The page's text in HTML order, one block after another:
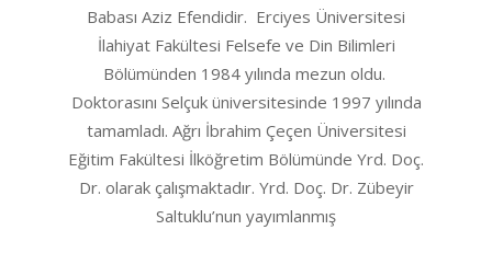
Babası Aziz Efendidir. Erciyes Üniversitesi
İlahiyat Fakültesi Felsefe ve Din Bilimleri
Bölümünden 1984 yılında mezun oldu.
Doktorasını Selçuk üniversitesinde 1997 yılında
tamamladı. Ağrı İbrahim Çeçen Üniversitesi
Eğitim Fakültesi İlköğretim Bölümünde Yrd. Doç.
Dr. olarak çalışmaktadır. Yrd. Doç. Dr. Zübeyir
Saltuklu’nun yayımlanmış